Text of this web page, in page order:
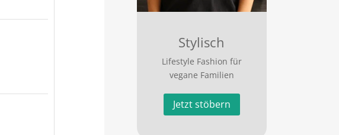
Stylisch
Lifestyle Fashion für
vegane Familien
Jetzt stöbern